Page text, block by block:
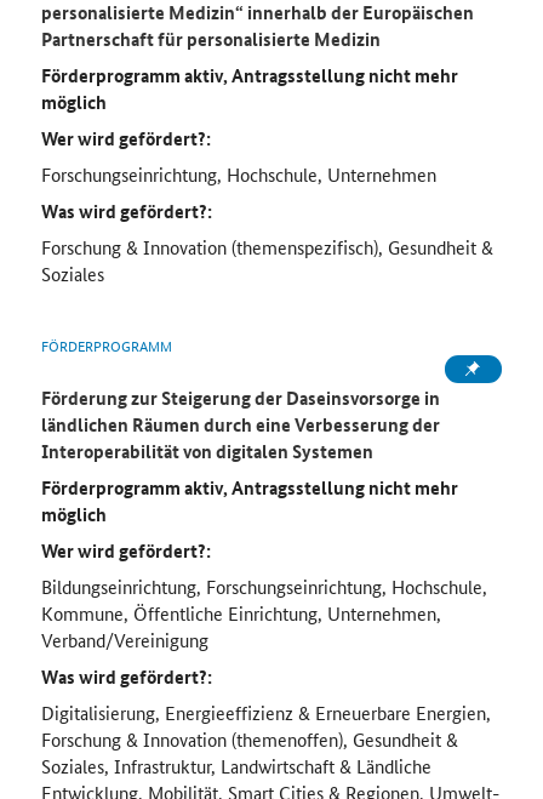
personalisierte Medizin“ innerhalb der Europäischen
Partnerschaft für personalisierte Medizin
Förderprogramm aktiv, Antragsstellung nicht mehr
möglich
Wer wird gefördert?:
Forschungseinrichtung, Hochschule, Unternehmen
Was wird gefördert?:
Forschung & Innovation (themenspezifisch), Gesundheit &
Soziales
FÖRDERPROGRAMM
Förderung zur Steigerung der Daseinsvorsorge in
ländlichen Räumen durch eine Verbesserung der
Interoperabilität von digitalen Systemen
Förderprogramm aktiv, Antragsstellung nicht mehr
möglich
Wer wird gefördert?:
Bildungseinrichtung, Forschungseinrichtung, Hochschule,
Kommune, Öffentliche Einrichtung, Unternehmen,
Verband/Vereinigung
Was wird gefördert?:
Digitalisierung, Energieeffizienz & Erneuerbare Energien,
Forschung & Innovation (themenoffen), Gesundheit &
Soziales, Infrastruktur, Landwirtschaft & Ländliche
Entwicklung, Mobilität, Smart Cities & Regionen, Umwelt-